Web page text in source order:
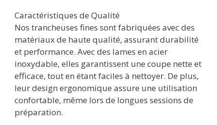
Caractéristiques de Qualité
Nos trancheuses fines sont fabriquées avec des
matériaux de haute qualité, assurant durabilité
et performance. Avec des lames en acier
inoxydable, elles garantissent une coupe nette et
efficace, tout en étant faciles à nettoyer. De plus,
leur design ergonomique assure une utilisation
confortable, même lors de longues sessions de
préparation.